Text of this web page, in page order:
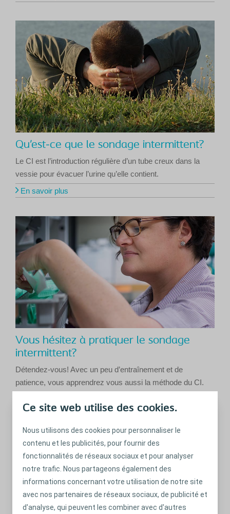
Ce site web utilise des cookies.
Nous utilisons des cookies pour personnaliser le
contenu et les publicités, pour fournir des
fonctionnalités de réseaux sociaux et pour analyser
notre trafic. Nous partageons également des
informations concernant votre utilisation de notre site
avec nos partenaires de réseaux sociaux, de publicité et
d'analyse, qui peuvent les combiner avec d'autres
Qu’est-ce que le sondage intermittent?
Le CI est l’introduction régulière d’un tube creux dans la
vessie pour évacuer l’urine qu’elle contient.
En savoir plus
Vous hésitez à pratiquer le sondage
intermittent?
Détendez-vous! Avec un peu d’entraînement et de
patience, vous apprendrez vous aussi la méthode du CI.